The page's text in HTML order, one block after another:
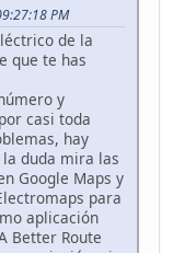
PM
de la
que te has
y
casi toda
hay
duda mira las
Google Maps y
para
aplicación
Better Route